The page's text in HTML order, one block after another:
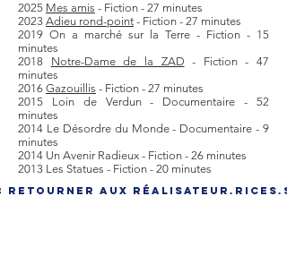
2025 Mes amis - Fiction - 27 minutes
2023 Adieu rond-point - Fiction - 27 minutes
2019 On a marché sur la Terre - Fiction - 15
minutes
2018 Notre-Dame de la ZAD - Fiction - 47
minutes
2016 Gazouillis - Fiction - 27 minutes
2015 Loin de Verdun - Documentaire - 52
minutes
2014 Le Désordre du Monde - Documentaire - 9
minutes
2014 Un Avenir Radieux - Fiction - 26 minutes
2013 Les Statues - Fiction - 20 minutes
Retourner aux réalisateur.rices.s